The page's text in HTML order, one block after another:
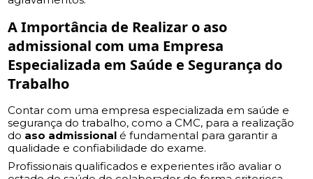
A Importância de Realizar oaso
admissional com uma Empresa
Especializada em Saúde e Segurança do
Trabalho
Contar com uma empresa especializada em saúde e
segurança do trabalho, como a CMC, para a realização
do aso admissional é fundamental para garantir a
qualidade e confiabilidade do exame.
Profissionais qualificados e experientes irão avaliar o